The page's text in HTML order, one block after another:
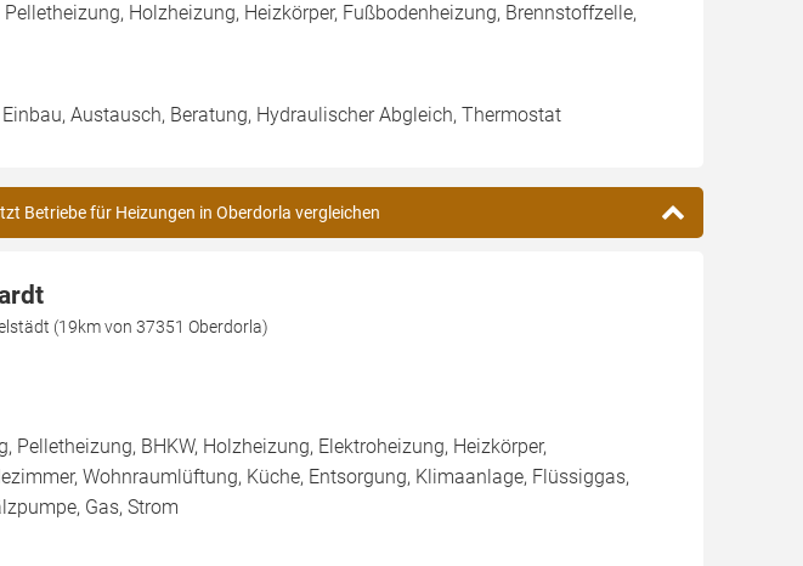
Holzheizung, Heizkörper, Fußbodenheizung, Brennstoffzelle,
Austausch, Beratung, Hydraulischer Abgleich, Thermostat
Betriebe für Heizungen in Oberdorla vergleichen
(19km von 37351 Oberdorla)
Pelletheizung, BHKW, Holzheizung, Elektroheizung, Heizkörper,
Wohnraumlüftung, Küche, Entsorgung, Klimaanlage, Flüssiggas,
Gas, Strom